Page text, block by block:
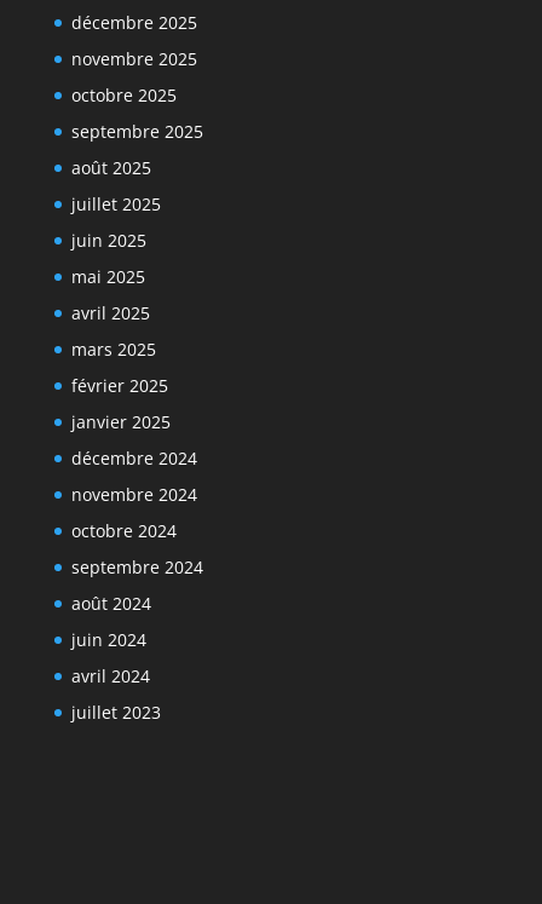
décembre 2025
novembre 2025
octobre 2025
septembre 2025
août 2025
juillet 2025
juin 2025
mai 2025
avril 2025
mars 2025
février 2025
janvier 2025
décembre 2024
novembre 2024
octobre 2024
septembre 2024
août 2024
juin 2024
avril 2024
juillet 2023